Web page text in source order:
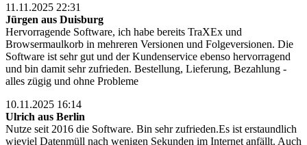
11.11.2025 22:31
Jürgen aus Duisburg
Hervorragende Software, ich habe bereits TraXEx und
Browsermaulkorb in mehreren Versionen und Folgeversionen. Die
Software ist sehr gut und der Kundenservice ebenso hervorragend
und bin damit sehr zufrieden. Bestellung, Lieferung, Bezahlung -
alles zügig und ohne Probleme
10.11.2025 16:14
Ulrich aus Berlin
Nutze seit 2016 die Software. Bin sehr zufrieden.Es ist erstaundlich
wieviel Datenmüll nach wenigen Sekunden im Internet anfällt. Auch